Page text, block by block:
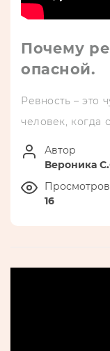
Почему
опасной.
Ревность – это
человек, когда
Автор
Вероника
Просмотров
16